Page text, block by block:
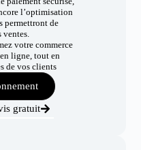
l’optimisation
permettront de
ventes.
votre commerce
ligne, tout en
de vos clients
gratuit